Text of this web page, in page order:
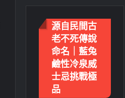
源自民間古
老不死傳說
命名｜藍兔
鹼性冷泉威
士忌挑戰極
品